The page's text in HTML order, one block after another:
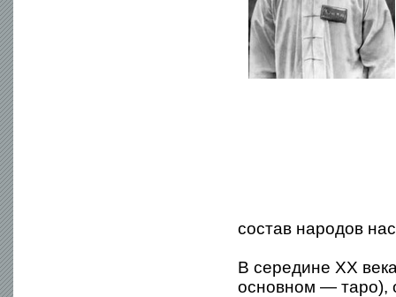
состав народов
В середине XX
основном — таро),